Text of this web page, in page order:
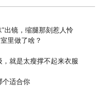
出镜，缩腿那刻惹人怜
里做了啥？
就是太瘦撑不起来衣服
个适合你